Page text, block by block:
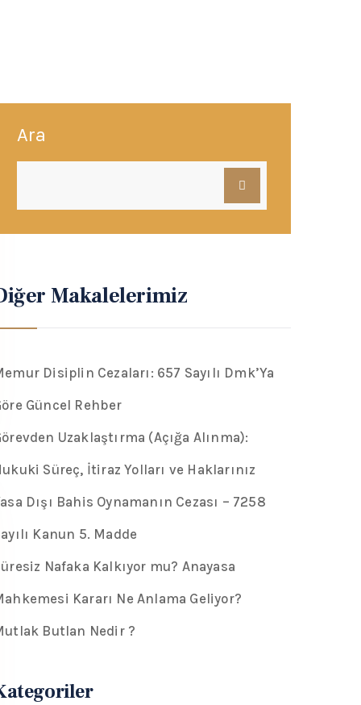
Ara
Makalelerimiz
Disiplin Cezaları: 657 Sayılı Dmk’Ya
Güncel Rehber
Uzaklaştırma (Açığa Alınma):
Süreç, İtiraz Yolları ve Haklarınız
Dışı Bahis Oynamanın Cezası – 7258
Kanun 5. Madde
Nafaka Kalkıyor mu? Anayasa
Kararı Ne Anlama Geliyor?
Butlan Nedir ?